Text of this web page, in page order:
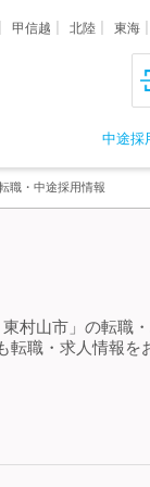
甲信越 北陸 東海
中途採
職・中途採用情報
村山市」の転職
転職・求人情報を